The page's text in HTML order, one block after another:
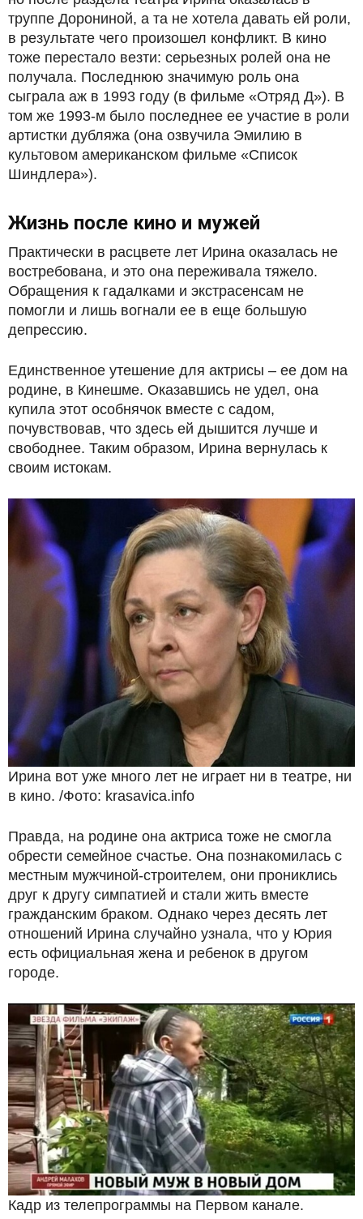
труппе Дорониной, а та не хотела давать ей роли,
в результате чего произошел конфликт. В кино
тоже перестало везти: серьезных ролей она не
получала. Последнюю значимую роль она
сыграла аж в 1993 году (в фильме «Отряд Д»). В
том же 1993-м было последнее ее участие в роли
артистки дубляжа (она озвучила Эмилию в
культовом американском фильме «Список
Шиндлера»).
Жизнь после кино и мужей
Практически в расцвете лет Ирина оказалась не
востребована, и это она переживала тяжело.
Обращения к гадалками и экстрасенсам не
помогли и лишь вогнали ее в еще большую
депрессию.
Единственное утешение для актрисы – ее дом на
родине, в Кинешме. Оказавшись не удел, она
купила этот особнячок вместе с садом,
почувствовав, что здесь ей дышится лучше и
свободнее. Таким образом, Ирина вернулась к
своим истокам.
Ирина вот уже много лет не играет ни в театре, ни
в кино. /Фото: krasavica.info
Правда, на родине она актриса тоже не смогла
обрести семейное счастье. Она познакомилась с
местным мужчиной-строителем, они прониклись
друг к другу симпатией и стали жить вместе
гражданским браком. Однако через десять лет
отношений Ирина случайно узнала, что у Юрия
есть официальная жена и ребенок в другом
городе.
Кадр из телепрограммы на Первом канале.